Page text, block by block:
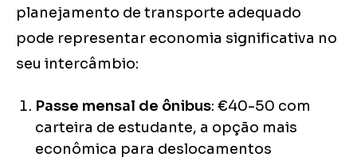
planejamento de transporte adequado
pode representar economia significativa no
seu intercâmbio:
Passe mensal de ônibus: €40-50 com
carteira de estudante, a opção mais
econômica para deslocamentos